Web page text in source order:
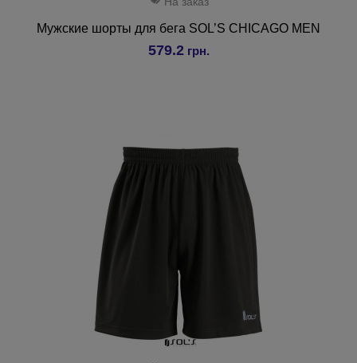
Мужские шорты для бега SOL’S CHICAGO MEN
579.2грн.